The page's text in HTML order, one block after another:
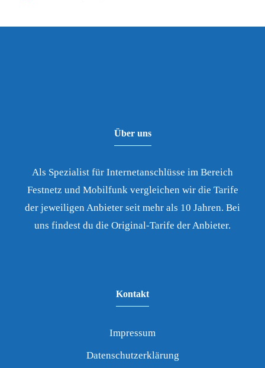
Über uns
Als Spezialist für Internetanschlüsse im Bereich
Festnetz und Mobilfunk vergleichen wir die Tarife
der jeweiligen Anbieter seit mehr als 10 Jahren. Bei
uns findest du die Original-Tarife der Anbieter.
Kontakt
Impressum
Datenschutzerklärung